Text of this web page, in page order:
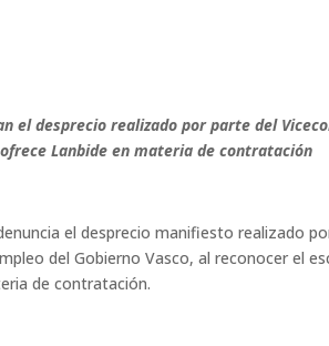
el desprecio realizado por parte del
Lanbide en materia de contratación
el desprecio manifiesto realizado
del Gobierno Vasco, al reconocer el
de contratación.